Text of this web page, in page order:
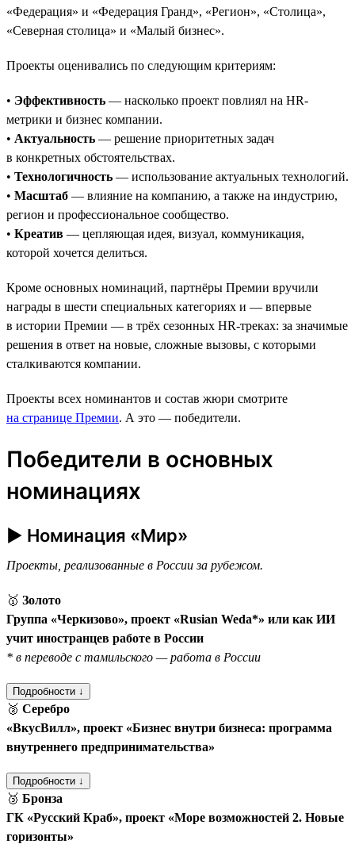
«Федерация» и «Федерация Гранд», «Регион», «Столица»,
«Северная столица» и «Малый бизнес».
Проекты оценивались по следующим критериям:
• Эффективность — насколько проект повлиял на HR-
метрики и бизнес компании.
• Актуальность — решение приоритетных задач
в конкретных обстоятельствах.
• Технологичность — использование актуальных технологий.
• Масштаб — влияние на компанию, а также на индустрию,
регион и профессиональное сообщество.
• Креатив — цепляющая идея, визуал, коммуникация,
которой хочется делиться.
Кроме основных номинаций, партнёры Премии вручили
награды в шести специальных категориях и — впервые
в истории Премии — в трёх сезонных HR-треках: за значимые
решения в ответ на новые, сложные вызовы, с которыми
сталкиваются компании.
Проекты всех номинантов и состав жюри смотрите
на странице Премии. А это — победители.
Победители в основных
номинациях
► Номинация «Мир»
Проекты, реализованные в России за рубежом.
🥇 Золото
Группа «Черкизово», проект «Rusian Weda*» или как ИИ
учит иностранцев работе в России
* в переводе с тамильского — работа в России
Подробности ↓
🥈 Серебро
«ВкусВилл», проект «Бизнес внутри бизнеса: программа
внутреннего предпринимательства»
Подробности ↓
🥉 Бронза
ГК «Русский Краб», проект «Море возможностей 2. Новые
горизонты»